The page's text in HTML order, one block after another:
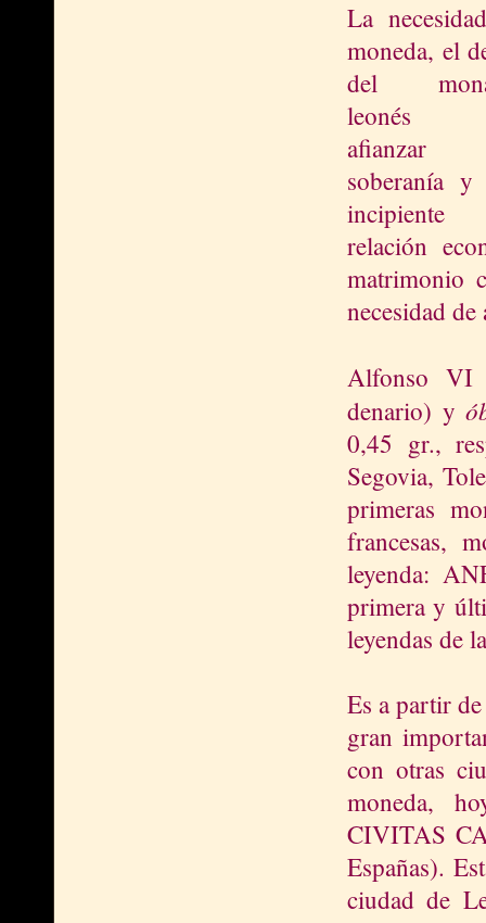
La
moneda, el
del
leonés
afianzar
soberanía y
incipiente
relación
matrimonio
necesidad
Alfonso VI
denario) y
0,45 gr.,
Segovia,
primeras
francesas,
leyenda:
primera y
leyendas de
Es a partir
gran
con otras
moneda,
CIVITAS
Españas).
ciudad de